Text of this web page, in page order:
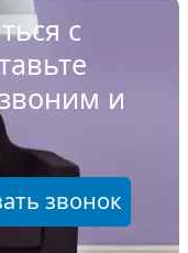
с
и
звонок